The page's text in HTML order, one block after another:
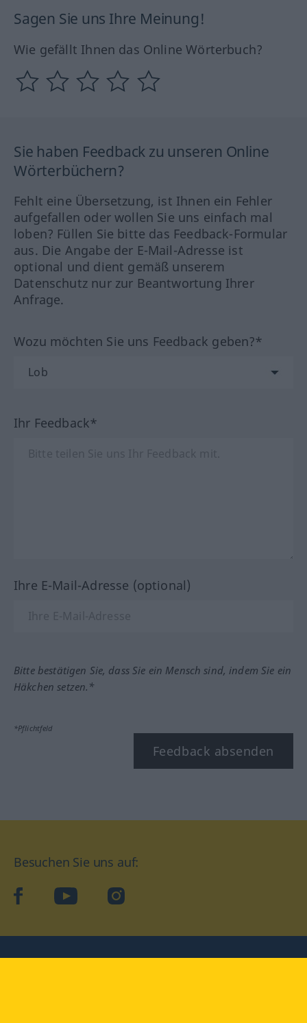
Sagen Sie uns Ihre Meinung!
Wie gefällt Ihnen das Online Wörterbuch?
Sie haben Feedback zu unseren Online
Wörterbüchern?
Fehlt eine Übersetzung, ist Ihnen ein Fehler
aufgefallen oder wollen Sie uns einfach mal
loben? Füllen Sie bitte das Feedback-Formular
aus. Die Angabe der E-Mail-Adresse ist
optional und dient gemäß unserem
Datenschutz nur zur Beantwortung Ihrer
Anfrage.
Wozu möchten Sie uns Feedback geben?*
Ihr Feedback*
Ihre E-Mail-Adresse (optional)
Bitte bestätigen Sie, dass Sie ein Mensch sind, indem Sie ein
Häkchen setzen.*
*Pflichtfeld
Feedback absenden
Besuchen Sie uns auf:
facebook YouTube Instagram